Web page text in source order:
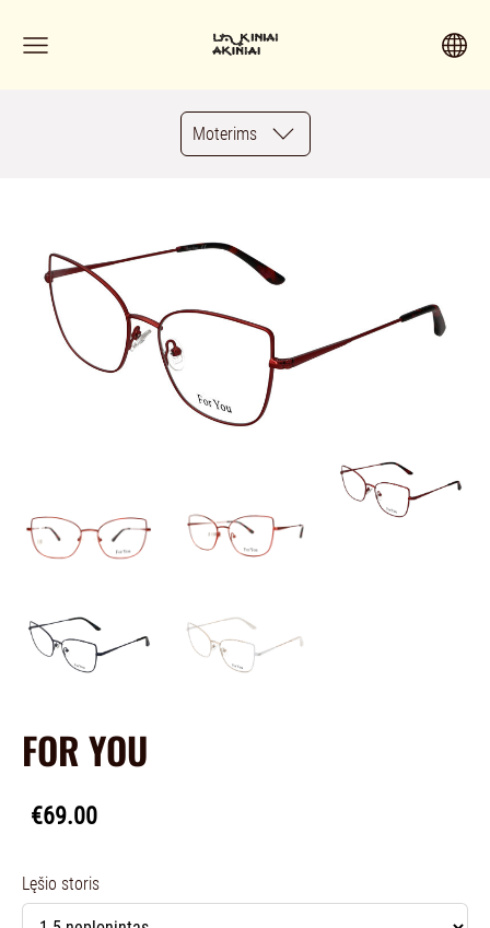
Moterims
FOR YOU
€69.00
Lęšio storis